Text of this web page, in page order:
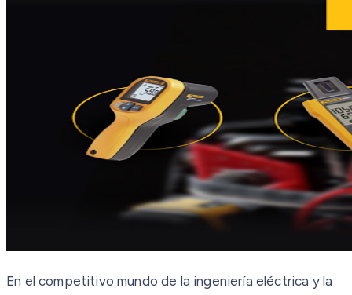
En el competitivo mundo de la ingeniería eléctrica y la